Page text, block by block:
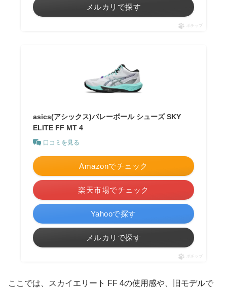
メルカリで探す
ポチップ
asics(アシックス)バレーボール シューズ SKY
ELITE FF MT 4
口コミを見る
Amazonでチェック
楽天市場でチェック
Yahooで探す
メルカリで探す
ポチップ
ここでは、スカイエリート FF 4の使用感や、旧モデルで